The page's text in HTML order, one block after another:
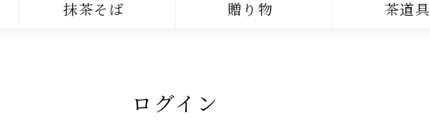
抹茶そば 贈り物 茶道具
ログイン